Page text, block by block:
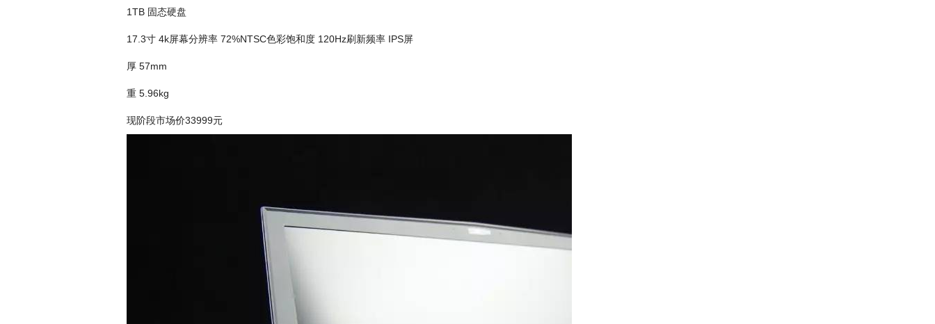
1TB 固态硬盘
17.3寸 4k屏幕分辨率 72%NTSC色彩饱和度 120Hz刷新频率 IPS屏
厚 57mm
重 5.96kg
现阶段市场价33999元